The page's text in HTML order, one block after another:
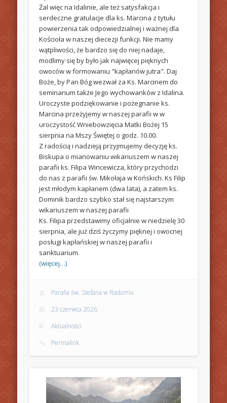
Żal więc na Idalinie, ale też satysfakcja i
serdeczne gratulacje dla ks. Marcina z tytułu
powierzenia tak odpowiedzialnej i ważnej dla
Kościoła w naszej diecezji funkcji. Nie mamy
wątpliwości, że bardzo się do niej nadaje,
modlimy się by było jak najwięcej pięknych
owoców w formowaniu "kapłanów jutra". Daj
Boże, by Pan Bóg wezwał za Ks. Marcinem do
seminarium także Jego wychowanków z Idalina.
Uroczyste podziękowanie i pożegnanie ks.
Marcina przeżyjemy w naszej parafii w w
uroczystość Wniebowzięcia Matki Bożej 15
sierpnia na Mszy Świętej o godz. 10.00.
Z radością i nadzieją przyjmujemy decyzję ks.
Biskupa o mianowaniu wikariuszem w naszej
parafii ks. Filipa Wincewicza, który przychodzi
do nas z parafii św. Mikołaja w Końskich. Ks Filip
jest młodym kapłanem (dwa lata), a zatem ks.
Dominik bardzo szybko stał się najstarszym
wikariuszem w naszej parafii
Ks. Filipa przedstawimy oficjalnie w niedzielę 30
sierpnia, ale już dziś życzymy pięknej i owocnej
posługi kapłańskiej w naszej parafii i
sanktuarium.
(więcej…)
Parafia św. Stefana w Radomiu
23 czerwca 2026
Aktualności
Permalink